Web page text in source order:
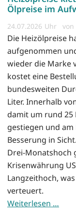
Ölpreise im
24.07.2026 von
Die Heizölpreise
aufgenommen
wieder die Marke
kostet eine
bundesweiten
Liter. Innerhalb
damit um rund 25
gestiegen und
Besserung in
Drei-Monatshoch
Krisenwährung
Langzeithoch,
verteuert.
Weiterlesen …